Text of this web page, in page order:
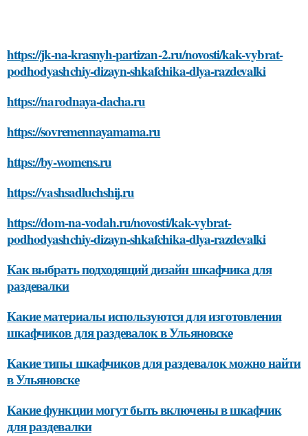
https://jk-na-krasnyh-partizan-2.ru/novosti/kak-vybrat-
podhodyashchiy-dizayn-shkafchika-dlya-razdevalki
https://narodnaya-dacha.ru
https://sovremennayamama.ru
https://by-womens.ru
https://vashsadluchshij.ru
https://dom-na-vodah.ru/novosti/kak-vybrat-
podhodyashchiy-dizayn-shkafchika-dlya-razdevalki
Как выбрать подходящий дизайн шкафчика для
раздевалки
Какие материалы используются для изготовления
шкафчиков для раздевалок в Ульяновске
Какие типы шкафчиков для раздевалок можно найти
в Ульяновске
Какие функции могут быть включены в шкафчик
для раздевалки